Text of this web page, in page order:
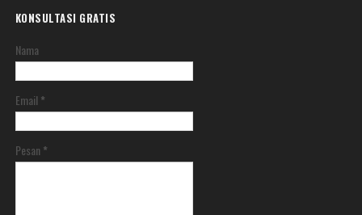
KONSULTASI GRATIS
Nama
Email *
Pesan *